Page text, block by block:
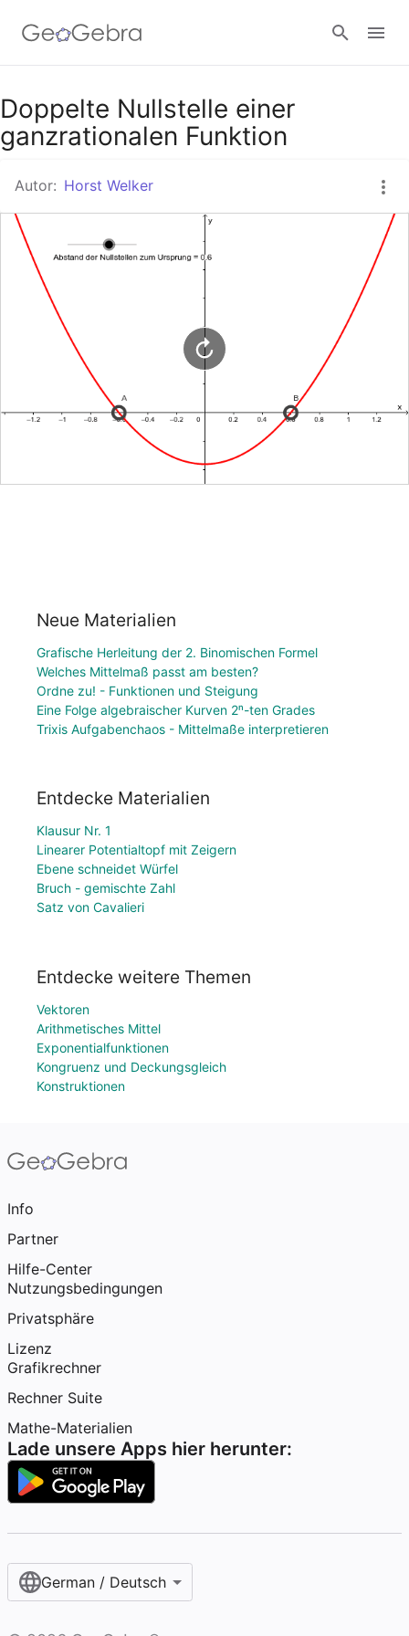
Google Classroom
Doppelte Nullstelle einer
ganzrationalen Funktion
Autor: Horst Welker
Neue Materialien
Grafische Herleitung der 2. Binomischen Formel
Welches Mittelmaß passt am besten?
Ordne zu! - Funktionen und Steigung
Eine Folge algebraischer Kurven 2ⁿ-ten Grades
Trixis Aufgabenchaos - Mittelmaße interpretieren
Entdecke Materialien
Klausur Nr. 1
Linearer Potentialtopf mit Zeigern
Ebene schneidet Würfel
Bruch - gemischte Zahl
Satz von Cavalieri
Entdecke weitere Themen
Vektoren
Arithmetisches Mittel
Exponentialfunktionen
Kongruenz und Deckungsgleich
Konstruktionen
Info
Partner
Hilfe-Center
Nutzungsbedingungen
Privatsphäre
Lizenz
Grafikrechner
Rechner Suite
Mathe-Materialien
Lade unsere Apps hier herunter:
German / Deutsch